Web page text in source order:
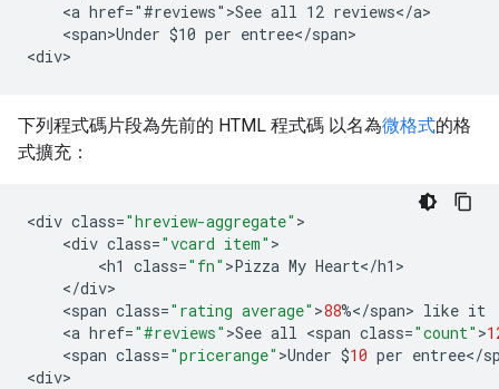
    <a href="#reviews">See all 12 reviews</a>
    <span>Under $10 per entree</span>
<div>
下列程式碼片段為先前的 HTML 程式碼 以名為微格式的格
式擴充：
<div class="hreview-aggregate"
<div class="vcard item"
<h1 class="fn" >Pizza My Heart</h1
</div
<span class="rating average" >88%</span> like it
<a href="#reviews" >See all <span class="count" >
<span class="pricerange" >Under $10 per entree</
<div>